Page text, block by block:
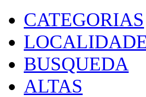
CATEGORIAS
BUSQUEDA
ALTAS